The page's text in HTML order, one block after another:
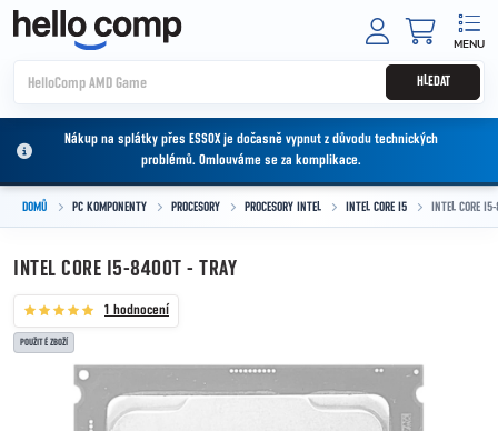
Přejít na obsah
HLEDAT
Nákup na splátky přes ESSOX je dočasně vypnut z důvodu technických
problémů. Omlouváme se za komplikace.
DOMŮ PC KOMPONENTY PROCESORY PROCESORY INTEL INTEL CORE I5 INTEL CORE
INTEL CORE I5-8400T - TRAY
1 hodnocení
POUŽITÉ ZBOŽÍ